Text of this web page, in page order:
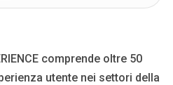
comprende oltre 50
utente nei settori della